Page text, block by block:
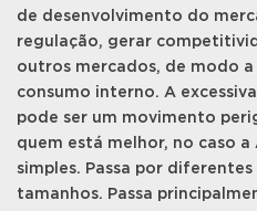
de desenvolvimento do
regulação, gerar
outros mercados, de modo
consumo interno. A
pode ser um movimento
quem está melhor, no caso
simples. Passa por
tamanhos. Passa